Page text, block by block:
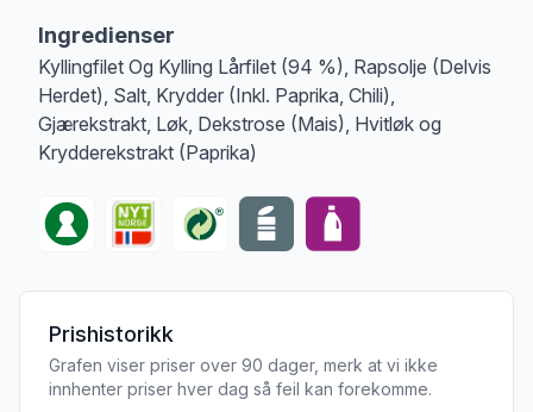
Ingredienser
Kyllingfilet Og Kylling Lårfilet (94 %), Rapsolje (Delvis
Herdet), Salt, Krydder (Inkl. Paprika, Chili),
Gjærekstrakt, Løk, Dekstrose (Mais), Hvitløk og
Krydderekstrakt (Paprika)
Prishistorikk
Grafen viser priser over 90 dager, merk at vi ikke
innhenter priser hver dag så feil kan forekomme.